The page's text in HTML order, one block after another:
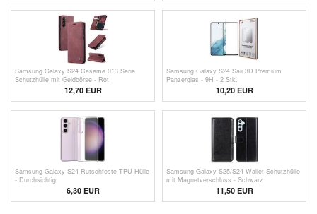
Samsung Galaxy S24 Caseme 013 Serie
Schutzhülle mit Geldbörse - Rot
12,70 EUR
Samsung Galaxy S24 Saii 3D Premium
Panzerglas - 9H - 2 Stk.
10,20 EUR
Samsung Galaxy S24 Rutschfeste TPU Hülle
- Durchsichtig
6,30 EUR
Samsung Galaxy S25/S24 Wallet Schutzhülle
mit Magnetverschluss - Schwarz
11,50 EUR